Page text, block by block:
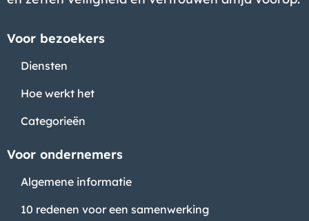
Voor bezoekers
Diensten
Hoe werkt het
Categorieën
Voor ondernemers
Algemene informatie
10 redenen voor een samenwerking